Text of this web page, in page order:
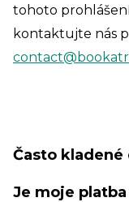
tohoto
kontaktujte nás
Často kladené
Je moje